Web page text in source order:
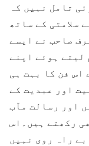
تامل نہیں کہ
سلامتی کے ساتھ
صاحب نے ایسے
لیتے ہوئے اپنے
اس فن کا بہت ہی
اور عبدیت کے
اور رسالت مآب
رکھتے ہیں۔اس
راہ روی نہیں